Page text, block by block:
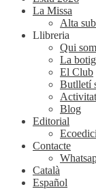
La Missa
Alta
Llibreria
Qui
La
El Club
Butlletí
Blog
Editorial
Contacte
Català
Español